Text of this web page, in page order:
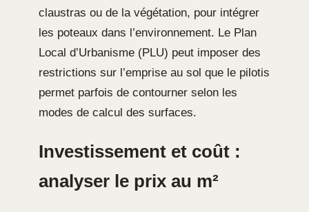
claustras ou de la végétation, pour intégrer
les poteaux dans l’environnement. Le Plan
Local d’Urbanisme (PLU) peut imposer des
restrictions sur l’emprise au sol que le pilotis
permet parfois de contourner selon les
modes de calcul des surfaces.
Investissement et coût :
analyser le prix au m²